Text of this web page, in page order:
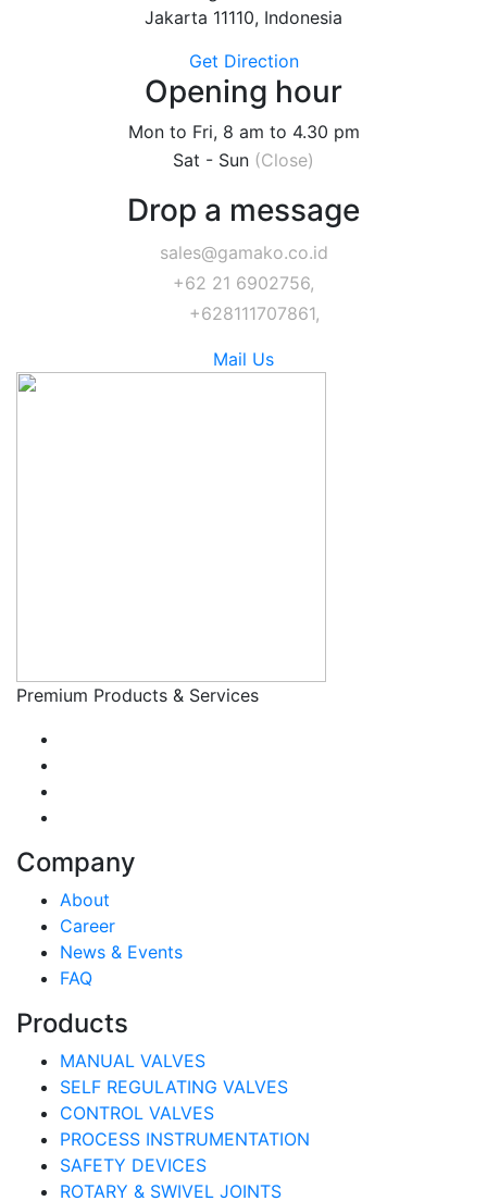
Jakarta 11110, Indonesia
Get Direction
Opening hour
Mon to Fri, 8 am to 4.30 pm
Sat - Sun (Close)
Drop a message
sales@gamako.co.id
+62 21 6902756,
+628111707861,
Mail Us
Premium Products & Services
Company
About
Career
News & Events
FAQ
Products
MANUAL VALVES
SELF REGULATING VALVES
CONTROL VALVES
PROCESS INSTRUMENTATION
SAFETY DEVICES
ROTARY & SWIVEL JOINTS